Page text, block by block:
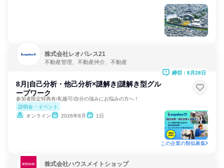
株式会社レオパレス21
不動産管理、不動産仲介、不動産
8月|自己分析・他己分析×謎解き|謎解き型グル
ープワーク
参加者限定特典有/私服可/自分の強みにお悩みの方へ！
説明会・イベント
オンライン
2026年8月 1日
締切：8月28日
この企業の類似募集
株式会社ハウスメイトショップ